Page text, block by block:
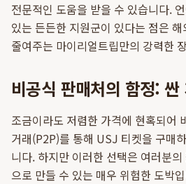
전문적인 도움을 받을 수 있습니다.
있는 든든한 지원군이 있다는 점은
줄여주는 마이리얼트립만의 강력한
비공식 판매처의 함정:
조금이라도 저렴한 가격에 현혹되어
거래(P2P)를 통해 USJ 티켓을 구매
니다. 하지만 이러한 선택은 여러분
으로 만들 수 있는 매우 위험한 도박